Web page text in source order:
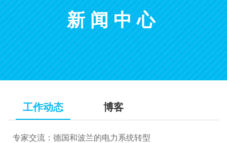
新闻中心
工作动态 博客
专家交流：德国和波兰的电力系统转型